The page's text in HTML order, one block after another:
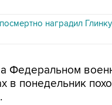
наградил
Федеральном
понедельник